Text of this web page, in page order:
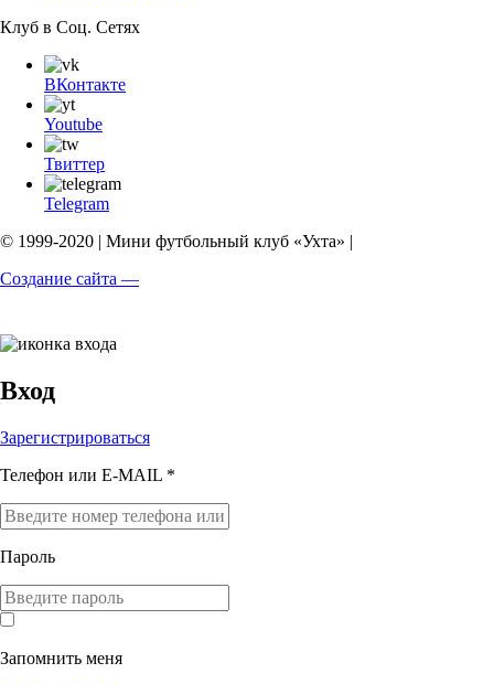
Клуб в Соц. Сетях
ВКонтакте
Youtube
Твиттер
Telegram
© 1999-2020 | Мини футбольный клуб «Ухта» |
Создание сайта —
Вход
Зарегистрироваться
Телефон или E-MAIL *
Пароль
Запомнить меня